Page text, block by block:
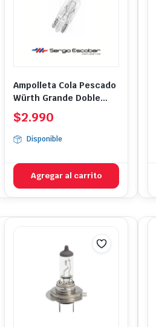
Ampolleta Cola Pescado
Würth Grande Doble
Contacto
$2.990
Disponible
Agregar al carrito